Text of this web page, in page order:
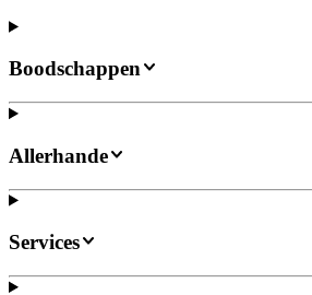
Boodschappen
Allerhande
Services